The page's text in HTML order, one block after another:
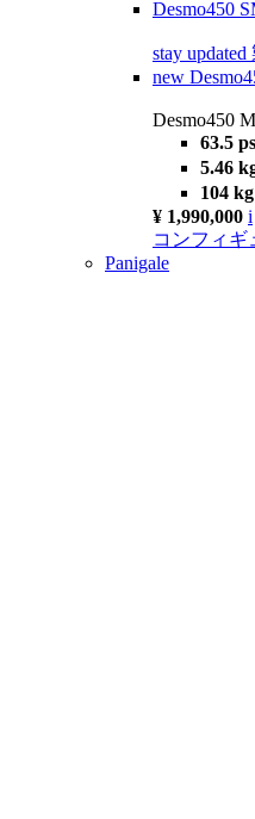
Desmo450
stay updated
new
Desmo450
63.5 ps
5.46
104 kg
¥ 1,990,000 i
コンフィギ
Panigale